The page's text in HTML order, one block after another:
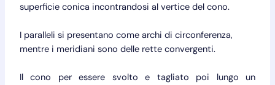
superficie conica incontrandosi al vertice del cono.
I paralleli si presentano come archi di circonferenza,
mentre i meridiani sono delle rette convergenti.
Il cono per essere svolto e tagliato poi lungo un